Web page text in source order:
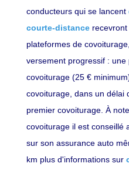
conducteurs qui se lancent
courte-distance
plateformes de
versement progressif :
covoiturage (25 €
covoiturage, dans un délai
premier covoiturage. À
covoiturage il est conseillé
sur son assurance auto
km plus d'informations sur